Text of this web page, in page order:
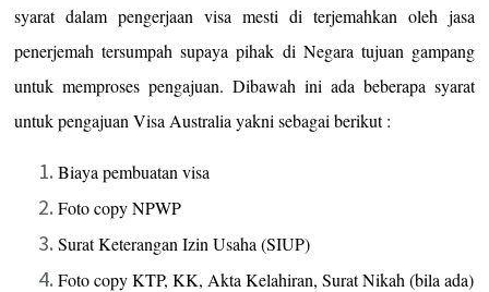
syarat dalam pengerjaan visa mesti di terjemahkan oleh jasa
penerjemah tersumpah supaya pihak di Negara tujuan gampang
untuk memproses pengajuan. Dibawah ini ada beberapa syarat
untuk pengajuan Visa Australia yakni sebagai berikut :
Biaya pembuatan visa
Foto copy NPWP
Surat Keterangan Izin Usaha (SIUP)
Foto copy KTP, KK, Akta Kelahiran, Surat Nikah (bila ada)